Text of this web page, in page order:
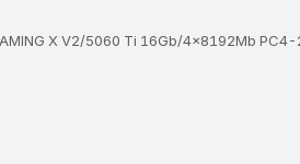
X V2/5060 Ti 16Gb/4x8192Mb